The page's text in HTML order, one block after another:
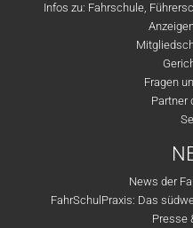
Infos zu: Fahrschule,
Fragen
Partner
News der
FahrSchulPraxis: Das
Presse